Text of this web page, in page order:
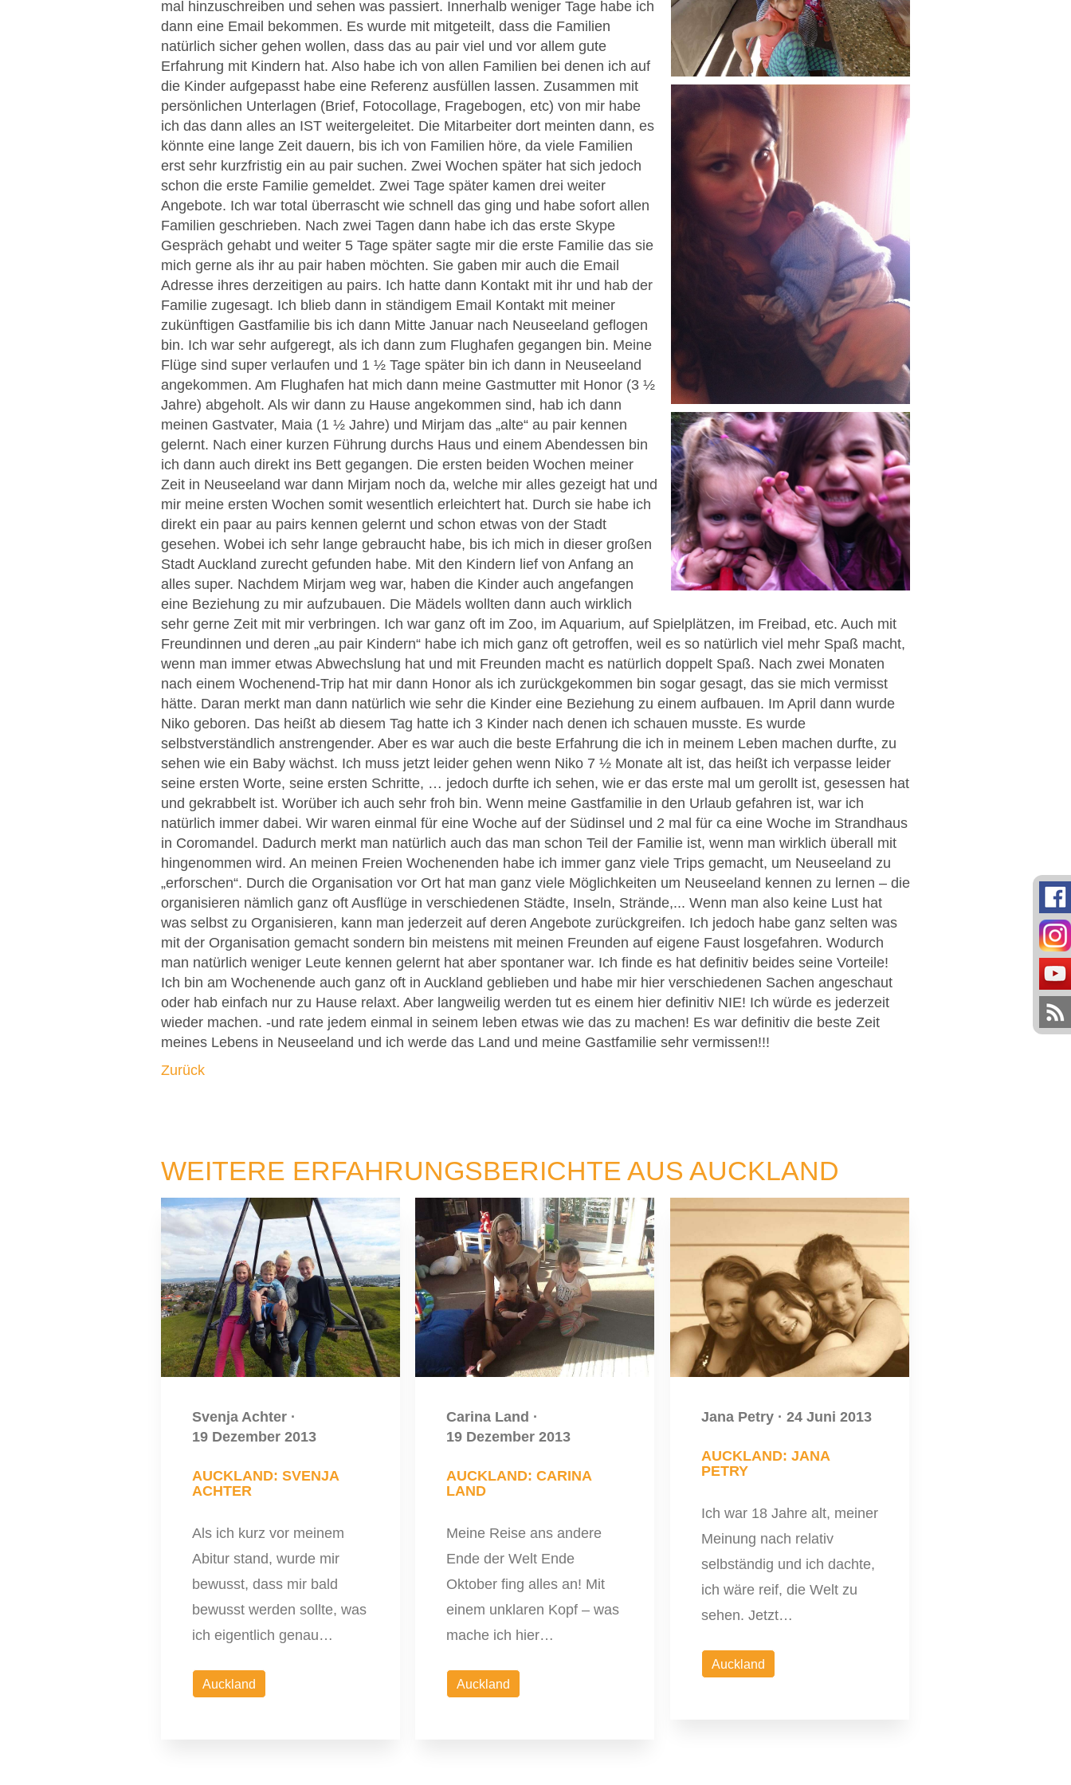
mal hinzuschreiben und sehen was passiert. Innerhalb weniger Tage habe ich
dann eine Email bekommen. Es wurde mit mitgeteilt, dass die Familien
natürlich sicher gehen wollen, dass das au pair viel und vor allem gute
Erfahrung mit Kindern hat. Also habe ich von allen Familien bei denen ich auf
die Kinder aufgepasst habe eine Referenz ausfüllen lassen. Zusammen mit
persönlichen Unterlagen (Brief, Fotocollage, Fragebogen, etc) von mir habe
ich das dann alles an IST weitergeleitet. Die Mitarbeiter dort meinten dann, es
könnte eine lange Zeit dauern, bis ich von Familien höre, da viele Familien
erst sehr kurzfristig ein au pair suchen. Zwei Wochen später hat sich jedoch
schon die erste Familie gemeldet. Zwei Tage später kamen drei weiter
Angebote. Ich war total überrascht wie schnell das ging und habe sofort allen
Familien geschrieben. Nach zwei Tagen dann habe ich das erste Skype
Gespräch gehabt und weiter 5 Tage später sagte mir die erste Familie das sie
mich gerne als ihr au pair haben möchten. Sie gaben mir auch die Email
Adresse ihres derzeitigen au pairs. Ich hatte dann Kontakt mit ihr und hab der
Familie zugesagt. Ich blieb dann in ständigem Email Kontakt mit meiner
zukünftigen Gastfamilie bis ich dann Mitte Januar nach Neuseeland geflogen
bin. Ich war sehr aufgeregt, als ich dann zum Flughafen gegangen bin. Meine
Flüge sind super verlaufen und 1 ½ Tage später bin ich dann in Neuseeland
angekommen. Am Flughafen hat mich dann meine Gastmutter mit Honor (3 ½
Jahre) abgeholt. Als wir dann zu Hause angekommen sind, hab ich dann
meinen Gastvater, Maia (1 ½ Jahre) und Mirjam das „alte“ au pair kennen
gelernt. Nach einer kurzen Führung durchs Haus und einem Abendessen bin
ich dann auch direkt ins Bett gegangen. Die ersten beiden Wochen meiner
Zeit in Neuseeland war dann Mirjam noch da, welche mir alles gezeigt hat und
mir meine ersten Wochen somit wesentlich erleichtert hat. Durch sie habe ich
direkt ein paar au pairs kennen gelernt und schon etwas von der Stadt
gesehen. Wobei ich sehr lange gebraucht habe, bis ich mich in dieser großen
Stadt Auckland zurecht gefunden habe. Mit den Kindern lief von Anfang an
alles super. Nachdem Mirjam weg war, haben die Kinder auch angefangen
eine Beziehung zu mir aufzubauen. Die Mädels wollten dann auch wirklich
sehr gerne Zeit mit mir verbringen. Ich war ganz oft im Zoo, im Aquarium, auf Spielplätzen, im Freibad, etc. Auch mit
Freundinnen und deren „au pair Kindern“ habe ich mich ganz oft getroffen, weil es so natürlich viel mehr Spaß macht,
wenn man immer etwas Abwechslung hat und mit Freunden macht es natürlich doppelt Spaß. Nach zwei Monaten
nach einem Wochenend-Trip hat mir dann Honor als ich zurückgekommen bin sogar gesagt, das sie mich vermisst
hätte. Daran merkt man dann natürlich wie sehr die Kinder eine Beziehung zu einem aufbauen. Im April dann wurde
Niko geboren. Das heißt ab diesem Tag hatte ich 3 Kinder nach denen ich schauen musste. Es wurde
selbstverständlich anstrengender. Aber es war auch die beste Erfahrung die ich in meinem Leben machen durfte, zu
sehen wie ein Baby wächst. Ich muss jetzt leider gehen wenn Niko 7 ½ Monate alt ist, das heißt ich verpasse leider
seine ersten Worte, seine ersten Schritte, … jedoch durfte ich sehen, wie er das erste mal um gerollt ist, gesessen hat
und gekrabbelt ist. Worüber ich auch sehr froh bin. Wenn meine Gastfamilie in den Urlaub gefahren ist, war ich
natürlich immer dabei. Wir waren einmal für eine Woche auf der Südinsel und 2 mal für ca eine Woche im Strandhaus
in Coromandel. Dadurch merkt man natürlich auch das man schon Teil der Familie ist, wenn man wirklich überall mit
hingenommen wird. An meinen Freien Wochenenden habe ich immer ganz viele Trips gemacht, um Neuseeland zu
„erforschen“. Durch die Organisation vor Ort hat man ganz viele Möglichkeiten um Neuseeland kennen zu lernen – die
organisieren nämlich ganz oft Ausflüge in verschiedenen Städte, Inseln, Strände,... Wenn man also keine Lust hat
was selbst zu Organisieren, kann man jederzeit auf deren Angebote zurückgreifen. Ich jedoch habe ganz selten was
mit der Organisation gemacht sondern bin meistens mit meinen Freunden auf eigene Faust losgefahren. Wodurch
man natürlich weniger Leute kennen gelernt hat aber spontaner war. Ich finde es hat definitiv beides seine Vorteile!
Ich bin am Wochenende auch ganz oft in Auckland geblieben und habe mir hier verschiedenen Sachen angeschaut
oder hab einfach nur zu Hause relaxt. Aber langweilig werden tut es einem hier definitiv NIE! Ich würde es jederzeit
wieder machen. -und rate jedem einmal in seinem leben etwas wie das zu machen! Es war definitiv die beste Zeit
meines Lebens in Neuseeland und ich werde das Land und meine Gastfamilie sehr vermissen!!!
Zurück
WEITERE ERFAHRUNGSBERICHTE AUS AUCKLAND
Svenja Achter ·
19 Dezember 2013
AUCKLAND: SVENJA
ACHTER
Als ich kurz vor meinem
Abitur stand, wurde mir
bewusst, dass mir bald
bewusst werden sollte, was
ich eigentlich genau…
Auckland
Carina Land ·
19 Dezember 2013
AUCKLAND: CARINA
LAND
Meine Reise ans andere
Ende der Welt Ende
Oktober fing alles an! Mit
einem unklaren Kopf – was
mache ich hier…
Auckland
Jana Petry · 24 Juni 2013
AUCKLAND: JANA
PETRY
Ich war 18 Jahre alt, meiner
Meinung nach relativ
selbständig und ich dachte,
ich wäre reif, die Welt zu
sehen. Jetzt…
Auckland